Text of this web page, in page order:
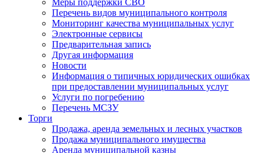
Меры поддержки СВО
Перечень видов муниципального контроля
Мониторинг качества муниципальных услуг
Электронные сервисы
Предварительная запись
Другая информация
Новости
Информация о типичных юридических ошибках
при предоставлении муниципальных услуг
Услуги по погребению
Перечень МСЗУ
Торги
Продажа, аренда земельных и лесных участков
Продажа муниципального имущества
Аренда муниципальной казны